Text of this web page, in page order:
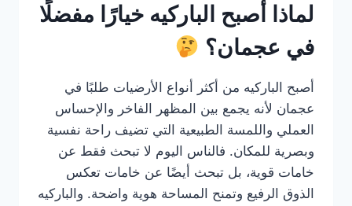
لماذا أصبح الباركيه خيارًا مفضلًا
في عجمان؟
أصبح الباركيه من أكثر أنواع الأرضيات طلبًا في
عجمان لأنه يجمع بين المظهر الفاخر والإحساس
العملي واللمسة الطبيعية التي تضيف راحة نفسية
وبصرية للمكان. فالناس اليوم لا تبحث فقط عن
خامات قوية، بل تبحث أيضًا عن خامات تعكس
الذوق الرفيع وتمنح المساحة هوية واضحة. والباركيه